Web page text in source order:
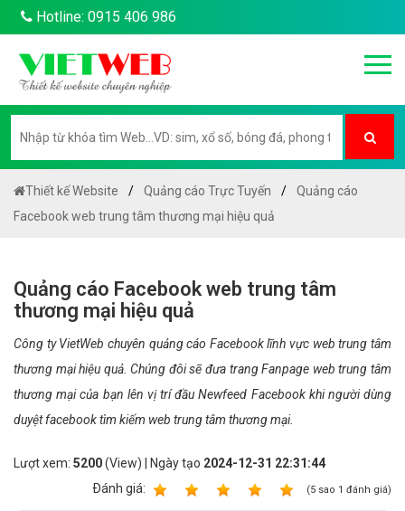
Hotline: 0915 406 986
Thiết kế Website Quảng cáo Trực Tuyến
Quảng cáo
Facebook web trung tâm thương mại hiệu quả
Quảng cáo Facebook web trung tâm
thương mại hiệu quả
Công ty VietWeb chuyên quảng cáo Facebook lĩnh vực web trung tâm
thương mại hiệu quả. Chúng đôi sẽ đưa trang Fanpage web trung tâm
thương mại của bạn lên vị trí đầu Newfeed Facebook khi người dùng
duyệt facebook tìm kiếm web trung tâm thương mại.
Lượt xem: 5200(View) | Ngày tạo 2024-12-31 22:31:44
Ðánh giá:
(5 sao 1 đánh giá)